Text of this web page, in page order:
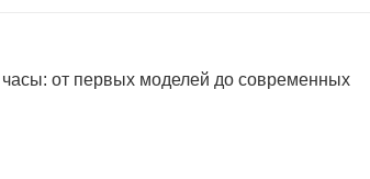
от первых моделей до современных